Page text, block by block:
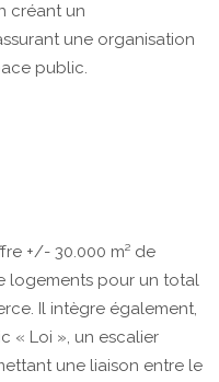
créant un
une organisation
public.
+/- 30.000 m² de
logements pour un total
Il intègre également,
« Loi », un escalier
une liaison entre le